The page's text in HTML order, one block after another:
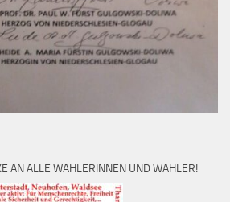
AN ALLE WÄHLERINNEN UND WÄHLER!